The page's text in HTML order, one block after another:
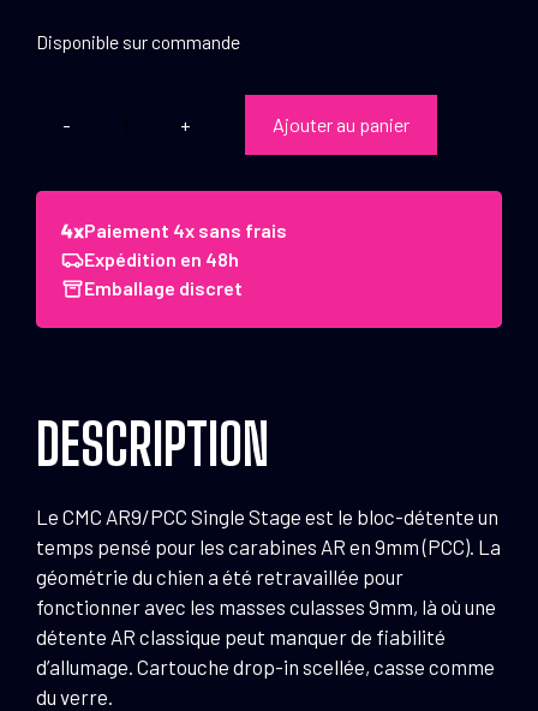
Disponible sur commande
quantité
Bloc
détente
CMC
Triggers
kg
lbs)
Ajouter au panier
Paiement 4x sans frais
Expédition en 48h
Emballage discret
DESCRIPTION
Le CMC AR9/PCC Single Stage est le bloc-détente un
temps pensé pour les carabines AR en 9mm (PCC). La
géométrie du chien a été retravaillée pour
fonctionner avec les masses culasses 9mm, là où une
détente AR classique peut manquer de fiabilité
d’allumage. Cartouche drop-in scellée, casse comme
du verre.